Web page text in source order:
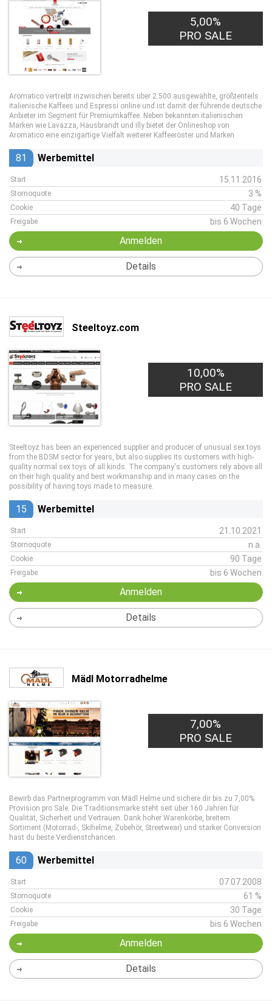
5,00%
PRO SALE
Aromatico vertreibt inzwischen bereits über 2.500 ausgewählte, größtenteils
italienische Kaffees und Espressi online und ist damit der führende deutsche
Anbieter im Segment für Premiumkaffee. Neben bekannten italienischen
Marken wie Lavazza, Hausbrandt und illy bietet der Onlineshop von
Aromatico eine einzigartige Vielfalt weiterer Kaffeeröster und Marken.
81 Werbemittel
Start 15.11.2016
Stornoquote 3 %
Cookie 40 Tage
Freigabe bis 6 Wochen
Anmelden
Details
Steeltoyz.com
10,00%
PRO SALE
Steeltoyz has been an experienced supplier and producer of unusual sex toys
from the BDSM sector for years, but also supplies its customers with high-
quality normal sex toys of all kinds. The company's customers rely above all
on their high quality and best workmanship and in many cases on the
possibility of having toys made to measure.
15 Werbemittel
Start 21.10.2021
Stornoquote n.a.
Cookie 90 Tage
Freigabe bis 6 Wochen
Anmelden
Details
Mädl Motorradhelme
7,00%
PRO SALE
Bewirb das Partnerprogramm von Mädl Helme und sichere dir bis zu 7,00%
Provision pro Sale. Die Traditionsmarke steht seit über 160 Jahren für
Qualität, Sicherheit und Vertrauen. Dank hoher Warenkörbe, breitem
Sortiment (Motorrad-, Skihelme, Zubehör, Streetwear) und starker Conversion
hast du beste Verdienstchancen.
60 Werbemittel
Start 07.07.2008
Stornoquote 61 %
Cookie 30 Tage
Freigabe bis 6 Wochen
Anmelden
Details